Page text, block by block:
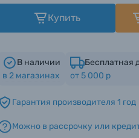
Купить
В наличии
в 2магазинах
Бесплатная
от 5 000 р
Гарантия производителя 1 год
Можно в рассрочку или